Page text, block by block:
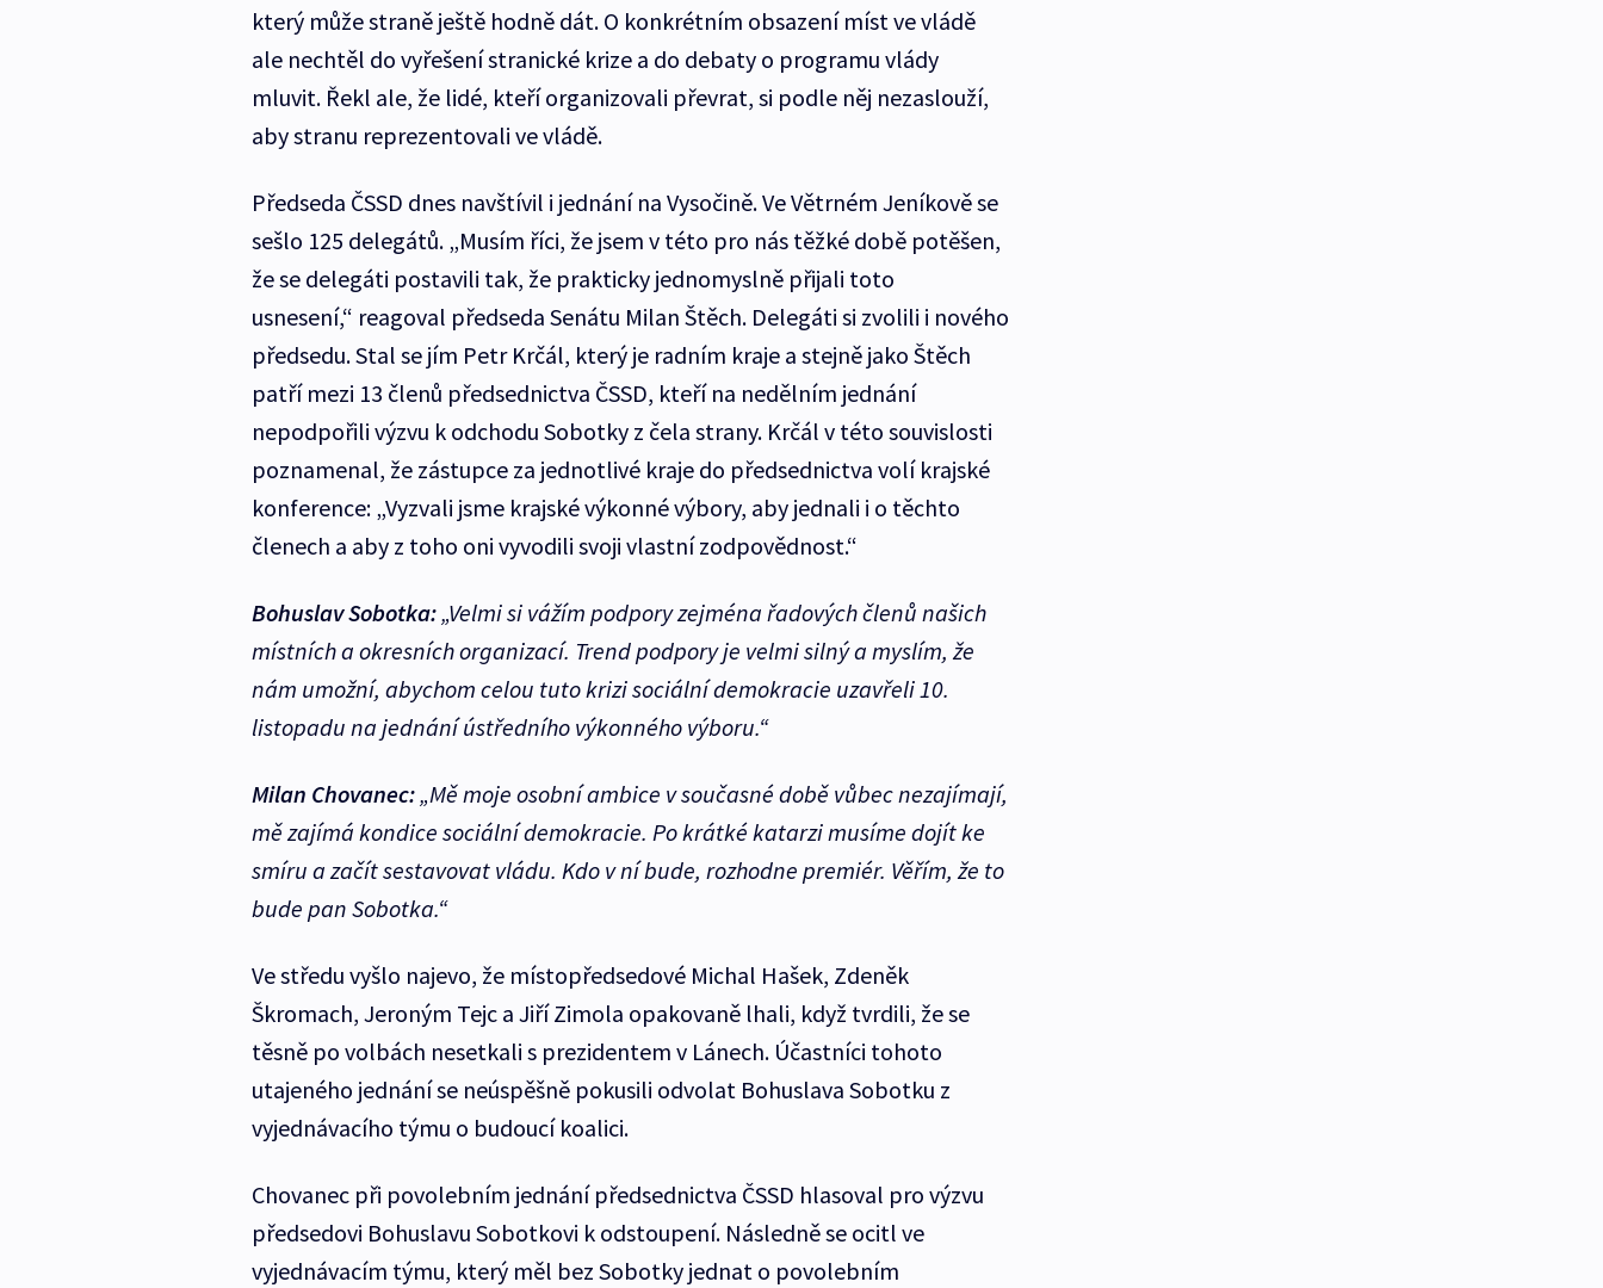
který může straně ještě hodně dát. O konkrétním obsazení míst ve vládě
ale nechtěl do vyřešení stranické krize a do debaty o programu vlády
mluvit. Řekl ale, že lidé, kteří organizovali převrat, si podle něj nezaslouží,
aby stranu reprezentovali ve vládě.
Předseda ČSSD dnes navštívil i jednání na Vysočině. Ve Větrném Jeníkově se
sešlo 125 delegátů. „Musím říci, že jsem v této pro nás těžké době potěšen,
že se delegáti postavili tak, že prakticky jednomyslně přijali toto
usnesení,“ reagoval předseda Senátu Milan Štěch. Delegáti si zvolili i nového
předsedu. Stal se jím Petr Krčál, který je radním kraje a stejně jako Štěch
patří mezi 13 členů předsednictva ČSSD, kteří na nedělním jednání
nepodpořili výzvu k odchodu Sobotky z čela strany. Krčál v této souvislosti
poznamenal, že zástupce za jednotlivé kraje do předsednictva volí krajské
konference: „Vyzvali jsme krajské výkonné výbory, aby jednali i o těchto
členech a aby z toho oni vyvodili svoji vlastní zodpovědnost.“
Bohuslav Sobotka:„Velmi si vážím podpory zejména řadových členů našich
místních a okresních organizací. Trend podpory je velmi silný a myslím, že
nám umožní, abychom celou tuto krizi sociální demokracie uzavřeli 10.
listopadu na jednání ústředního výkonného výboru.“
Milan Chovanec:„Mě moje osobní ambice v současné době vůbec nezajímají,
mě zajímá kondice sociální demokracie. Po krátké katarzi musíme dojít ke
smíru a začít sestavovat vládu. Kdo v ní bude, rozhodne premiér. Věřím, že to
bude pan Sobotka.“
Ve středu vyšlo najevo, že místopředsedové Michal Hašek, Zdeněk
Škromach, Jeroným Tejc a Jiří Zimola opakovaně lhali, když tvrdili, že se
těsně po volbách nesetkali s prezidentem v Lánech. Účastníci tohoto
utajeného jednání se neúspěšně pokusili odvolat Bohuslava Sobotku z
vyjednávacího týmu o budoucí koalici.
Chovanec při povolebním jednání předsednictva ČSSD hlasoval pro výzvu
předsedovi Bohuslavu Sobotkovi k odstoupení. Následně se ocitl ve
vyjednávacím týmu, který měl bez Sobotky jednat o povolebním